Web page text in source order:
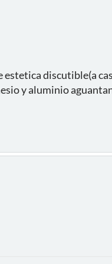
discutible(a
y aluminio